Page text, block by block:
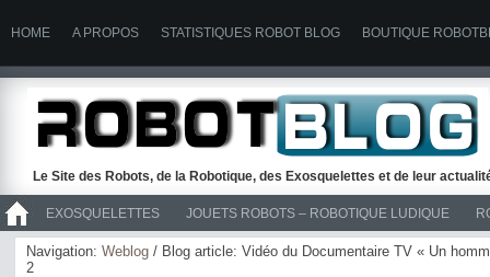
HOME A PROPOS STATISTIQUES ROBOT BLOG BOUTIQUE
Le Site des Robots, de la Robotique, des Exosquelettes et de leur
EXOSQUELETTES JOUETS ROBOTS – ROBOTIQUE LUDIQUE
>> ROBOTS
Navigation: Weblog / Blog article: Vidéo du Documentaire TV « Un
2